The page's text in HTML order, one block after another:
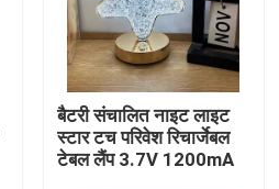
बैटरी संचालित नाइट लाइट
स्टार टच परिवेश रिचार्जेबल
टेबल लैंप 3.7V 1200mA